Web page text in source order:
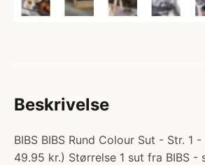
Beskrivelse
BIBS BIBS Rund Colour Sut - Str.
49.95 kr.) Størrelse 1 sut fra BIBS